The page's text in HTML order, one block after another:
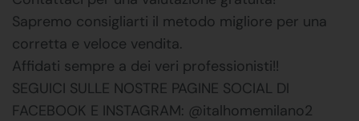
Sapremo consigliarti il metodo migliore per una
corretta e veloce vendita.
Affidati sempre a dei veri professionisti!!
SEGUICI SULLE NOSTRE PAGINE SOCIAL DI
FACEBOOK E INSTAGRAM: @italhomemilano2